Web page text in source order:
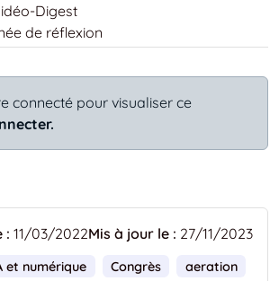
Digest
de réflexion
connecté pour visualiser ce
: 11/03/2022Mis à jour le : 27/11/2023
et numérique Congrès
aeration